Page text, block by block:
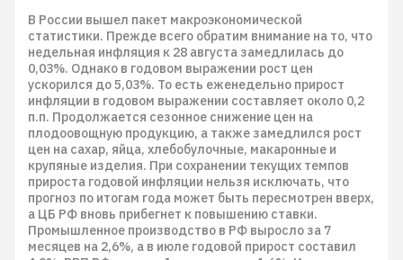
В России вышел пакет макроэкономической
статистики. Прежде всего обратим внимание на то, что
недельная инфляция к 28 августа замедлилась до
0,03%. Однако в годовом выражении рост цен
ускорился до 5,03%. То есть еженедельно прирост
инфляции в годовом выражении составляет около 0,2
п.п. Продолжается сезонное снижение цен на
плодоовощную продукцию, а также замедлился рост
цен на сахар, яйца, хлебобулочные, макаронные и
крупяные изделия. При сохранении текущих темпов
прироста годовой инфляции нельзя исключать, что
прогноз по итогам года может быть пересмотрен вверх,
а ЦБ РФ вновь прибегнет к повышению ставки.
Промышленное производство в РФ выросло за 7
месяцев на 2,6%, а в июле годовой прирост составил